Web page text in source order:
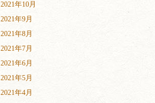
2021年10月
2021年9月
2021年8月
2021年7月
2021年6月
2021年5月
2021年4月